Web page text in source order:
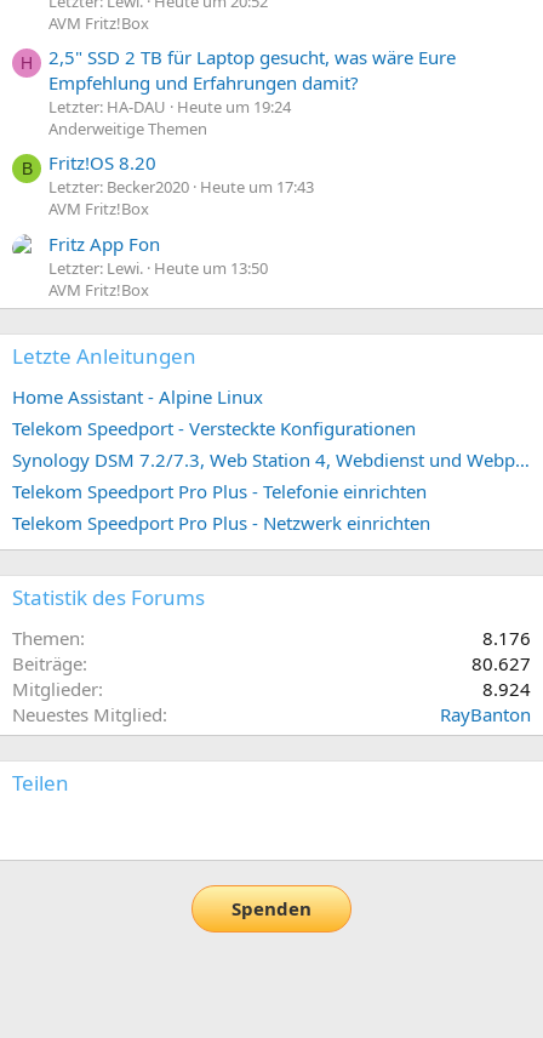
AVM Fritz!Box
H
2,5" SSD 2 TB für Laptop gesucht, was wäre Eure
Empfehlung und Erfahrungen damit?
Letzter: HA-DAU
Heute um 19:24
Anderweitige Themen
B Fritz!OS 8.20
Letzter: Becker2020 Heute um 17:43
AVM Fritz!Box
Fritz App Fon
Letzter: Lewi. Heute um 13:50
AVM Fritz!Box
Letzte Anleitungen
Home Assistant - Alpine Linux
Telekom Speedport - Versteckte Konfigurationen
Synology DSM 7.2/7.3, Web Station 4, Webdienst und Webportal erstellen (ehemals vHost)
Telekom Speedport Pro Plus - Telefonie einrichten
Telekom Speedport Pro Plus - Netzwerk einrichten
Statistik des Forums
Themen
8.176
Beiträge
80.627
Mitglieder
8.924
Neuestes Mitglied
RayBanton
Teilen
Spenden